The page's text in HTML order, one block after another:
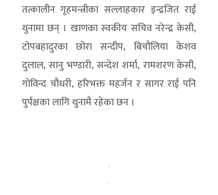
तत्कालीन गृहमन्त्रीका सल्लाहकार इन्द्रजित राई
थुनामा छन् । खाणका स्वकीय सचिव नरेन्द्र केसी,
टोपबहादुरका छोरा सन्दीप, बिचौलिया केशव
दुलाल, सानु भण्डारी, सन्देश शर्मा, रामशरण केसी,
गोविन्द चौधरी, हरिभक्त महर्जन र सागर राई पनि
पुर्पक्षका लागि थुनामै रहेका छन ।